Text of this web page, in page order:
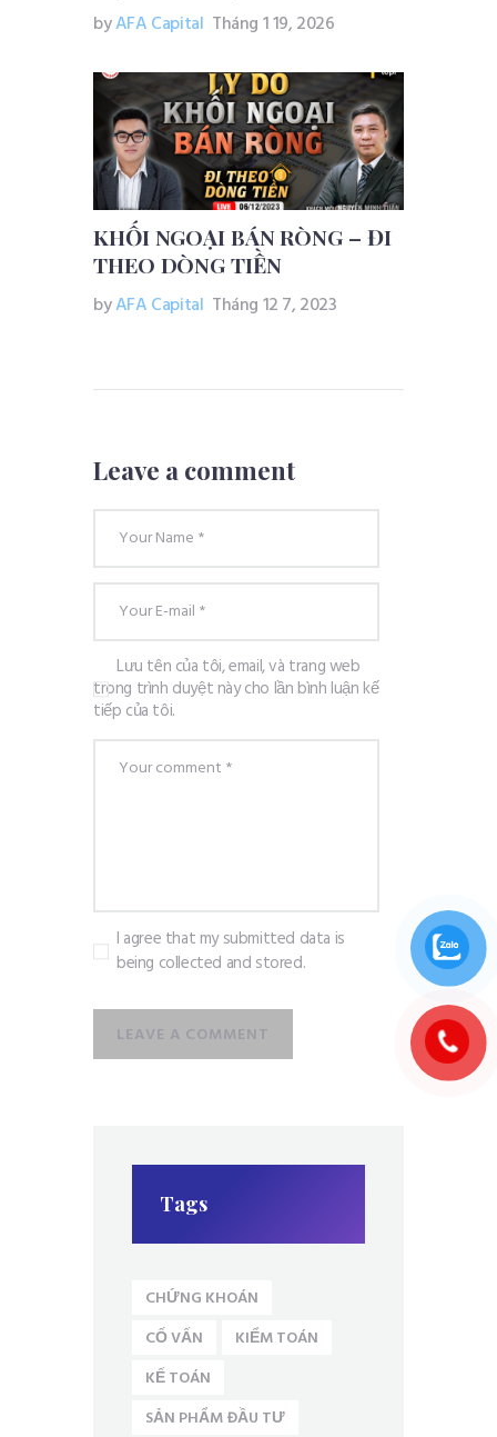
byAFA Capital Tháng 1 19, 2026
KHỐI NGOẠI BÁN RÒNG – ĐI
THEO DÒNG TIỀN
byAFA Capital Tháng 12 7, 2023
Leave a comment
Lưu tên của tôi, email, và trang web
trong trình duyệt này cho lần bình luận kế
tiếp của tôi.
I agree that my submitted data is
being collected and stored.
Tags
CHỨNG KHOÁN
CỐ VẤN
KIỂM TOÁN
KẾ TOÁN
SẢN PHẨM ĐẦU TƯ